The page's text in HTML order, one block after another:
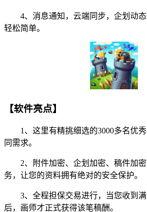
4、消息通知，云端同步，企划动态
轻松简单。
【软件亮点】
1、这里有精挑细选的3000多名优秀
同需求。
2、附件加密、企划加密、稿件加密
务，让您的资料拥有绝对的安全保护。
3、全程担保交易进行，当您收到满
后，画师才正式获得该笔稿酬。